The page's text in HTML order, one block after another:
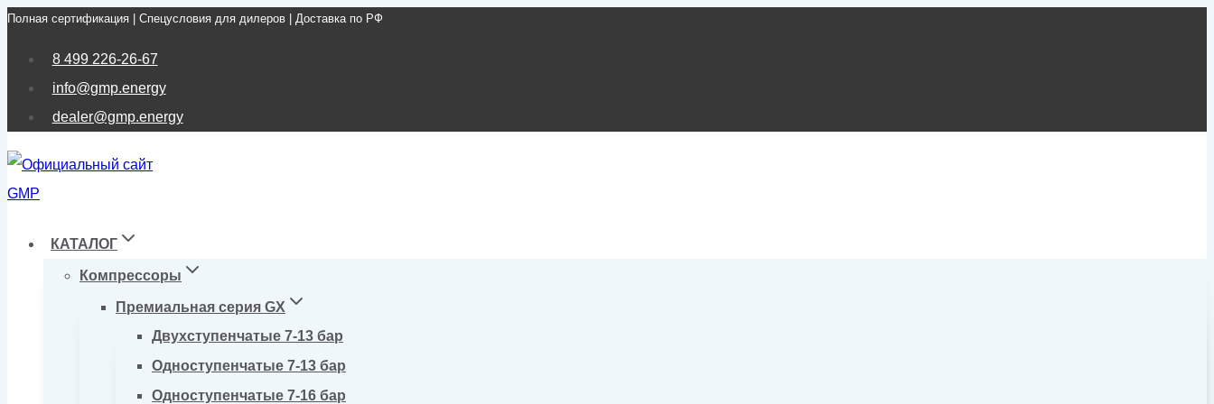
Перейти
Полная сертификация | Спецусловия для дилеров | Доставка по РФ
8 499 226-26-67
info@gmp.energy
dealer@gmp.energy
КАТАЛОГ
Компрессоры
Премиальная серия GX
Двухступенчатые 7-13 бар
Одноступенчатые 7-13 бар
Одноступенчатые 7-16 бар